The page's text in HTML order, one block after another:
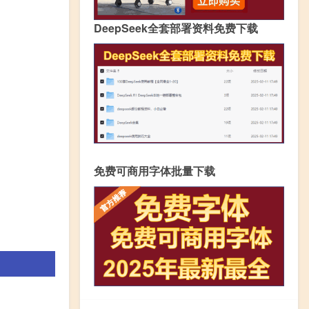
DeepSeek全套部署资料免费下载
免费可商用字体批量下载